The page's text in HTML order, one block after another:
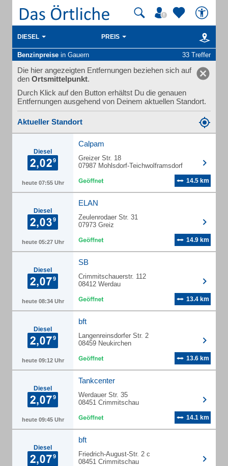
DIESEL PREIS
Benzinpreise in Gauern 33 Treffer
Die hier angezeigten Entfernungen beziehen sich auf
den Ortsmittelpunkt.
Durch Klick auf den Button erhältst Du die genauen
Entfernungen ausgehend von Deinem aktuellen Standort.
Aktueller Standort
Diesel
heute 07:55 Uhr
Calpam
Greizer Str. 18
07987 Mohlsdorf-Teichwolframsdorf
14.5 km
Diesel
heute 05:27 Uhr
ELAN
Zeulenrodaer Str. 31
07973 Greiz
14.9 km
Diesel
heute 08:34 Uhr
SB
Crimmitschauerstr. 112
08412 Werdau
13.4 km
Diesel
heute 09:12 Uhr
bft
Langenreinsdorfer Str. 2
08459 Neukirchen
13.6 km
Diesel
heute 09:45 Uhr
Tankcenter
Werdauer Str. 35
08451 Crimmitschau
14.1 km
Diesel
bft
Friedrich-August-Str. 2 c
08451 Crimmitschau